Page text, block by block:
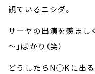
観ているニシダ。
サーヤの出演を羨まし
～」ばかり（笑）
どうしたらN◯Kに出